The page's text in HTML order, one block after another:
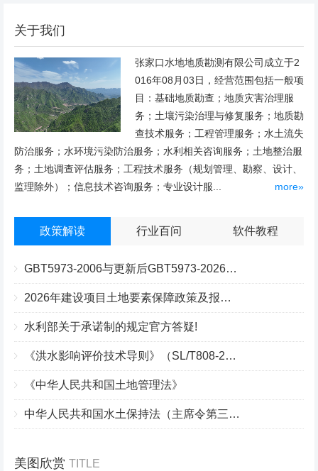
关于我们
张家口水地地质勘测有限公司成立于2
016年08月03日，经营范围包括一般项
目：基础地质勘查；地质灾害治理服
务；土壤污染治理与修复服务；地质勘
查技术服务；工程管理服务；水土流失
防治服务；水环境污染防治服务；水利相关咨询服务；土地整治服
务；土地调查评估服务；工程技术服务（规划管理、勘察、设计、
监理除外）；信息技术咨询服务；专业设计服...
more»
政策解读 行业百问 软件教程
GBT5973-2006与更新后GBT5973-2026区别你知道几点？
2026年建设项目土地要素保障政策及报批流程
水利部关于承诺制的规定官方答疑!
《洪水影响评价技术导则》（SL/T808-2025）核心解读
《中华人民共和国土地管理法》
中华人民共和国水土保持法（主席令第三十九号）
美图欣赏 TITLE